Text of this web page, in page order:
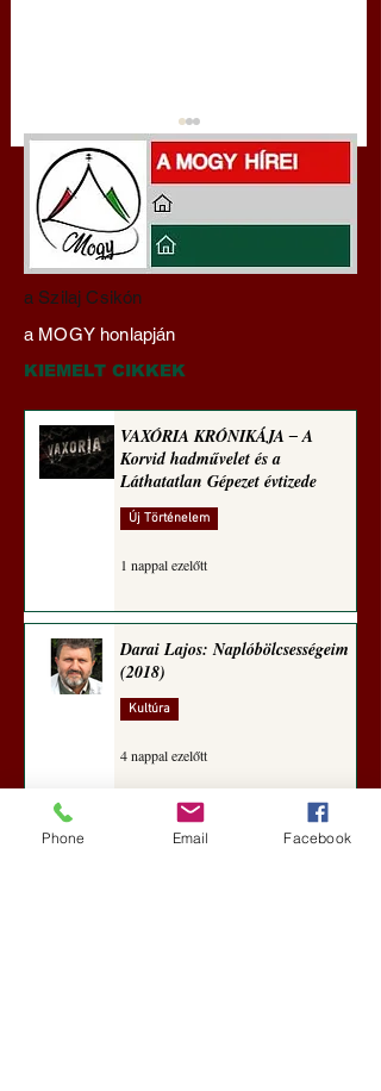
Darai Lajos:
Naplóbölcsességeim
(2022)
a Szilaj Csikón
a MOGY honlapján
KIEMELT CIKKEK
VAXÓRIA KRÓNIKÁJA ‒ A
Korvid hadművelet és a
Láthatatlan Gépezet évtizede
Új Történelem
1 nappal ezelőtt
Darai Lajos: Naplóbölcsességeim
(2018)
Kultúra
4 nappal ezelőtt
Phone Email Facebook